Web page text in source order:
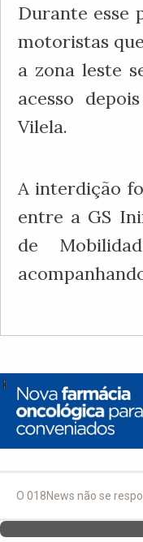
Durante esse
motoristas
a zona leste
acesso
Vilela.
A interdição
entre a GS
de
O 018News não se